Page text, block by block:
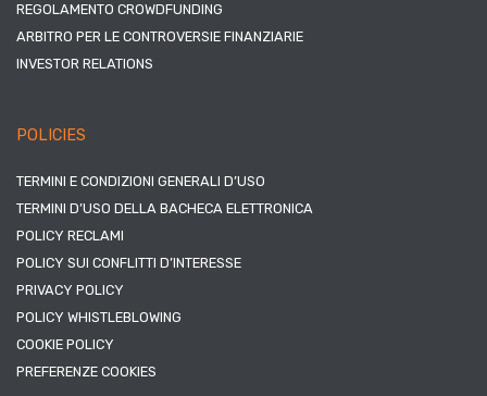
REGOLAMENTO CROWDFUNDING
ARBITRO PER LE CONTROVERSIE FINANZIARIE
INVESTOR RELATIONS
POLICIES
TERMINI E CONDIZIONI GENERALI D’USO
TERMINI D’USO DELLA BACHECA ELETTRONICA
POLICY RECLAMI
POLICY SUI CONFLITTI D’INTERESSE
PRIVACY POLICY
POLICY WHISTLEBLOWING
COOKIE POLICY
PREFERENZE COOKIES